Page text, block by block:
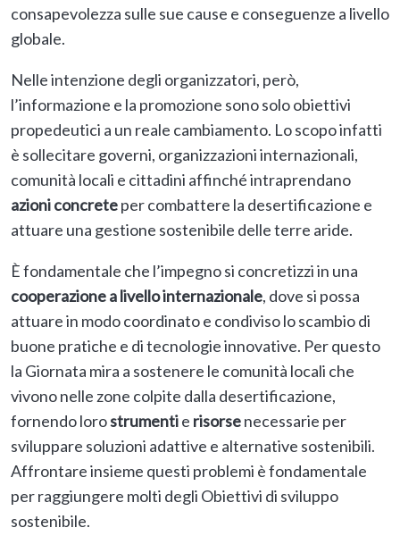
consapevolezza sulle sue cause e conseguenze a livello
globale.
Nelle intenzione degli organizzatori, però,
l’informazione e la promozione sono solo obiettivi
propedeutici a un reale cambiamento. Lo scopo infatti
è sollecitare governi, organizzazioni internazionali,
comunità locali e cittadini affinché intraprendano
azioni concreteper combattere la desertificazione e
attuare una gestione sostenibile delle terre aride.
È fondamentale che l’impegno si concretizzi in una
cooperazione a livello internazionale, dove si possa
attuare in modo coordinato e condiviso lo scambio di
buone pratiche e di tecnologie innovative. Per questo
la Giornata mira a sostenere le comunità locali che
vivono nelle zone colpite dalla desertificazione,
fornendo lorostrumentie risorsenecessarie per
sviluppare soluzioni adattive e alternative sostenibili.
Affrontare insieme questi problemi è fondamentale
per raggiungere molti degli Obiettivi di sviluppo
sostenibile.